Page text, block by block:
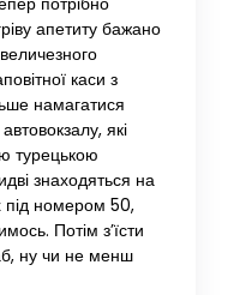
потрібно
апетиту бажано
каси з
намагатися
які
турецькою
знаходяться на
під номером 50,
Потім з’їсти
ну чи не менш